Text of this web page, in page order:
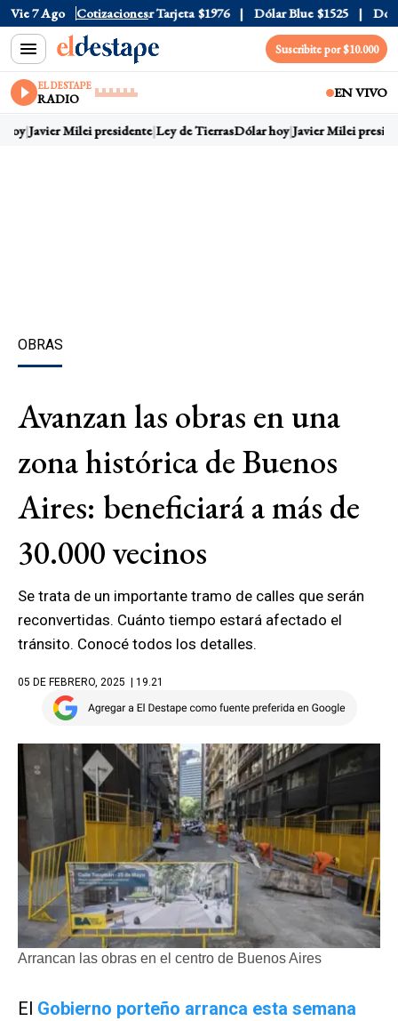
Vie 7 Ago Cotizaciones
$1520 Dólar Tarjeta $1976 Dólar Blue $1525 Dólar
Suscribite por $10.000
EL DESTAPE
RADIO EN VIVO
Javier Milei presidente Ley de TierrasDólar hoy Javier Milei
OBRAS
Avanzan las obras en una
zona histórica de Buenos
Aires: beneficiará a más de
30.000 vecinos
Se trata de un importante tramo de calles que serán
reconvertidas. Cuánto tiempo estará afectado el
tránsito. Conocé todos los detalles.
05 DE FEBRERO, 2025 | 19.21
Arrancan las obras en el centro de Buenos Aires
El Gobierno porteño arranca esta semana